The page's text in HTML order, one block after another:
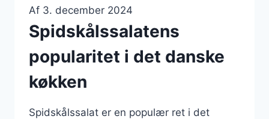
Af 3. december 2024
Spidskålssalatens
popularitet i det danske
køkken
Spidskålssalat er en populær ret i det